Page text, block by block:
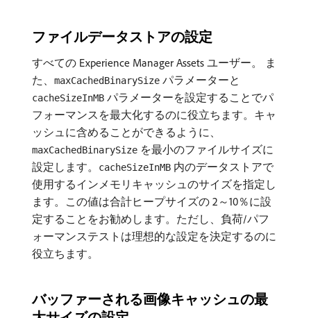
ファイルデータストアの設定
すべての Experience Manager Assets ユーザー。 ま
た、
maxCachedBinarySize パラメーターと
cacheSizeInMB パラメーターを設定することでパ
フォーマンスを最大化するのに役立ちます。キャ
ッシュに含めることができるように、
maxCachedBinarySize を最小のファイルサイズに
設定します。
cacheSizeInMB 内のデータストアで
使用するインメモリキャッシュのサイズを指定し
ます。この値は合計ヒープサイズの 2～10％に設
定することをお勧めします。ただし、負荷/パフ
ォーマンステストは理想的な設定を決定するのに
役立ちます。
バッファーされる画像キャッシュの最